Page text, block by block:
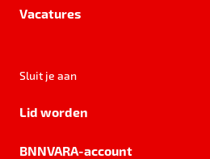
Vacatures
Sluit je aan
Lid worden
BNNVARA-account